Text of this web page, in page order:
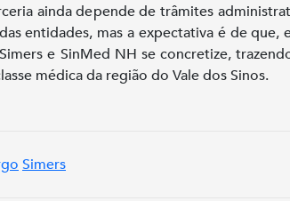
ainda depende de trâmites
entidades, mas a expectativa é de que,
e SinMed NH se concretize,
médica da região do Vale dos Sinos.
Simers